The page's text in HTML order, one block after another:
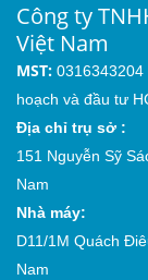
Công ty
Việt Nam
MST: 0316343204
hoạch và đầu tư
Địa chỉ trụ sở :
151 Nguyễn Sỹ
Nam
Nhà máy:
D11/1M Quách
Nam